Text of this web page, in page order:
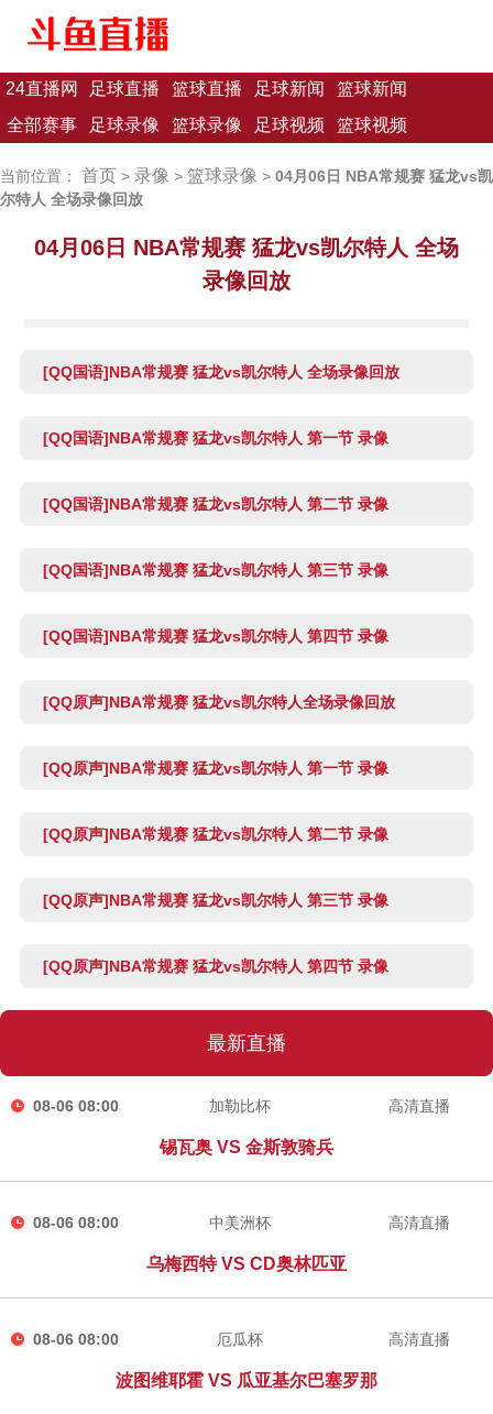
24直播网 足球直播 篮球直播 足球新闻
篮球新闻
全部赛事
足球录像 篮球录像 足球视频 篮球视频
当前位置： 首页 > 录像 > 篮球录像 > 04月06日 NBA常规赛 猛龙vs凯
尔特人 全场录像回放
04月06日 NBA常规赛 猛龙vs凯尔特人 全场
录像回放
[QQ国语]NBA常规赛 猛龙vs凯尔特人 全场录像回放
[QQ国语]NBA常规赛 猛龙vs凯尔特人 第一节 录像
[QQ国语]NBA常规赛 猛龙vs凯尔特人 第二节 录像
[QQ国语]NBA常规赛 猛龙vs凯尔特人 第三节 录像
[QQ国语]NBA常规赛 猛龙vs凯尔特人 第四节 录像
[QQ原声]NBA常规赛 猛龙vs凯尔特人全场录像回放
[QQ原声]NBA常规赛 猛龙vs凯尔特人 第一节 录像
[QQ原声]NBA常规赛 猛龙vs凯尔特人 第二节 录像
[QQ原声]NBA常规赛 猛龙vs凯尔特人 第三节 录像
[QQ原声]NBA常规赛 猛龙vs凯尔特人 第四节 录像
最新直播
08-06 08:00 加勒比杯
锡瓦奥 VS 金斯敦骑兵
高清直播
08-06 08:00 中美洲杯
乌梅西特 VS CD奥林匹亚
高清直播
08-06 08:00 厄瓜杯
波图维耶霍 VS 瓜亚基尔巴塞罗那
高清直播